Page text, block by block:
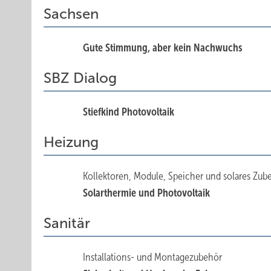
Sachsen
Gute Stimmung, aber kein Nachwuchs
SBZ Dialog
Stiefkind Photovoltaik
Heizung
Kollektoren, Module, Speicher und solares
Solarthermie und Photovoltaik
Sanitär
Installations- und Montagezubehör